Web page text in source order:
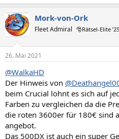
Mork-von-Ork
Fleet Admiral 🎅Rätsel-Elite ’25
26. Mai 2021
@WalkaHD
Der Hinweis von
beim Crucial lohnt es sich auf
Farben zu vergleichen da die
die roten 3600er für 180€ sind
angebot.
Das 500DX ist auch ein super